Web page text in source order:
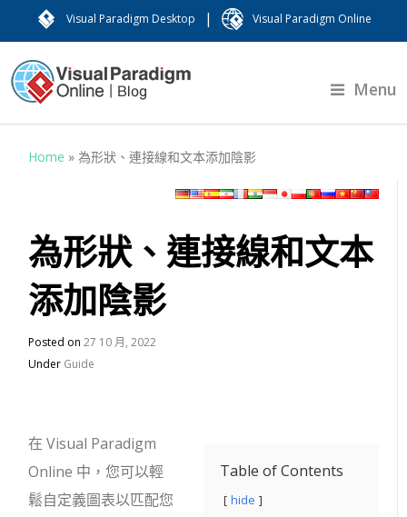
Visual Paradigm Desktop | Visual Paradigm Online
Menu
Home »為形狀、連接線和文本添加陰影
為形狀、連接線和文本
添加陰影
Posted on27 10 月, 2022
Under Guide
Table of Contents
hide
在 Visual Paradigm
Online 中，您可以輕
鬆自定義圖表以匹配您